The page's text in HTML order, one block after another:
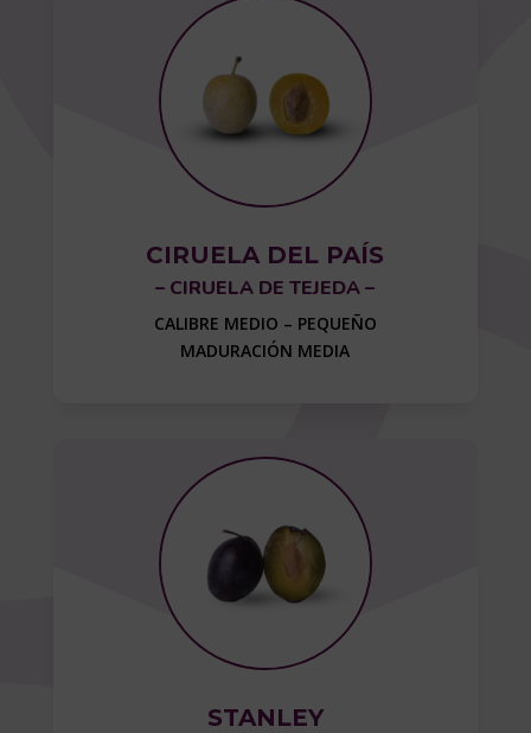
CIRUELA DEL PAÍS
– CIRUELA DE TEJEDA –
CALIBRE MEDIO – PEQUEÑO
MADURACIÓN MEDIA
STANLEY